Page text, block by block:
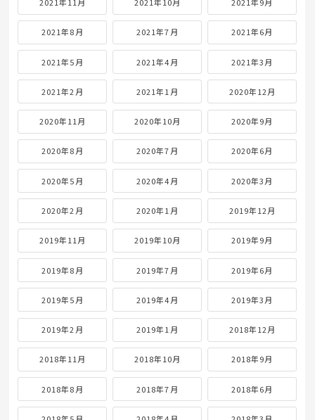
2021年8月 2021年7月 2021年6月
2021年5月 2021年4月 2021年3月
2021年2月 2021年1月 2020年12月
2020年11月 2020年10月 2020年9月
2020年8月 2020年7月 2020年6月
2020年5月 2020年4月 2020年3月
2020年2月 2020年1月 2019年12月
2019年11月 2019年10月 2019年9月
2019年8月 2019年7月 2019年6月
2019年5月 2019年4月 2019年3月
2019年2月 2019年1月 2018年12月
2018年11月 2018年10月 2018年9月
2018年8月 2018年7月 2018年6月